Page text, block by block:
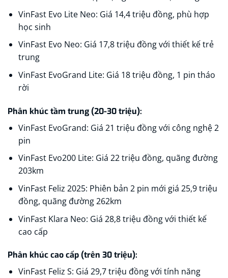
VinFast Evo Lite Neo: Giá 14,4 triệu đồng, phù hợp
học sinh
VinFast Evo Neo: Giá 17,8 triệu đồng với thiết kế trẻ
trung​
VinFast EvoGrand Lite: Giá 18 triệu đồng, 1 pin tháo
rời​
Phân khúc tầm trung (20-30 triệu):
VinFast EvoGrand: Giá 21 triệu đồng với công nghệ 2
pin​
VinFast Evo200 Lite: Giá 22 triệu đồng, quãng đường
203km​
VinFast Feliz 2025: Phiên bản 2 pin mới giá 25,9 triệu
đồng, quãng đường 262km
VinFast Klara Neo: Giá 28,8 triệu đồng với thiết kế
cao cấp​
Phân khúc cao cấp (trên 30 triệu):
VinFast Feliz S: Giá 29,7 triệu đồng với tính năng